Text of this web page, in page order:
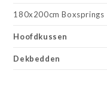
180x200cm Boxsprings
Hoofdkussen
Dekbedden